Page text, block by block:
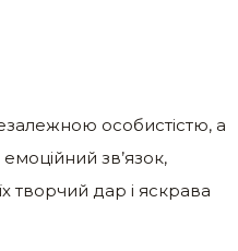
особистістю, а
зв’язок,
творчий дар і яскрава